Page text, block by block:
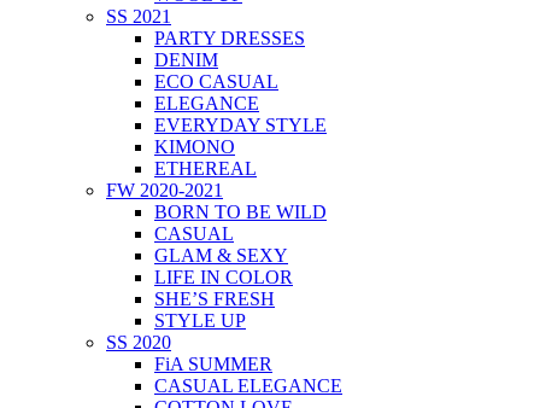
SS 2021
PARTY DRESSES
DENIM
ECO CASUAL
ELEGANCE
EVERYDAY STYLE
KIMONO
ETHEREAL
FW 2020-2021
BORN TO BE WILD
CASUAL
GLAM & SEXY
LIFE IN COLOR
SHE’S FRESH
STYLE UP
SS 2020
FiA SUMMER
CASUAL ELEGANCE